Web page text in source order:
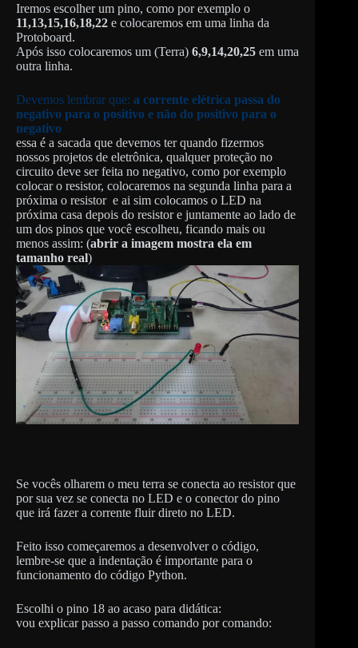
Iremos escolher um pino, como por exemplo o
11,13,15,16,18,22 e colocaremos em uma linha da
Protoboard.
Após isso colocaremos um (Terra) 6,9,14,20,25 em uma
outra linha.
Devemos lembrar que: a corrente elétrica passa do
negativo para o positivo e não do positivo para o
negativo
essa é a sacada que devemos ter quando fizermos
nossos projetos de eletrônica, qualquer proteção no
circuito deve ser feita no negativo, como por exemplo
colocar o resistor, colocaremos na segunda linha para a
próxima o resistor e ai sim colocamos o LED na
próxima casa depois do resistor e juntamente ao lado de
um dos pinos que você escolheu, ficando mais ou
menos assim: (abrir a imagem mostra ela em
tamanho real)
Se vocês olharem o meu terra se conecta ao resistor que
por sua vez se conecta no LED e o conector do pino
que irá fazer a corrente fluir direto no LED.
Feito isso começaremos a desenvolver o código,
lembre-se que a indentação é importante para o
funcionamento do código Python.
Escolhi o pino 18 ao acaso para didática:
vou explicar passo a passo comando por comando: